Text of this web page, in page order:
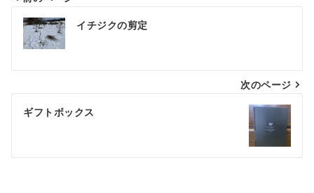
投
稿
ビ
ゲ
シ
イチジクの剪定
次のページ
ギフトボックス